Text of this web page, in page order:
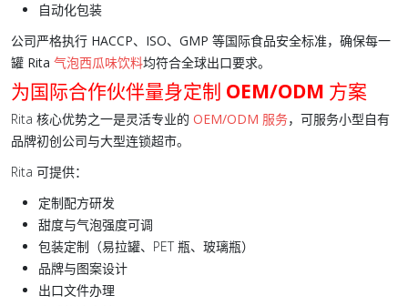
自动化包装
公司严格执行 HACCP、ISO、GMP 等国际食品安全标准，确保每一
罐 Rita 气泡西瓜味饮料均符合全球出口要求。
为国际合作伙伴量身定制 OEM/ODM 方案
Rita 核心优势之一是灵活专业的 OEM/ODM 服务，可服务小型自有
品牌初创公司与大型连锁超市。
Rita 可提供：
定制配方研发
甜度与气泡强度可调
包装定制（易拉罐、PET 瓶、玻璃瓶）
品牌与图案设计
出口文件办理